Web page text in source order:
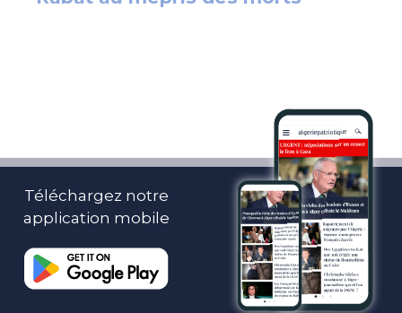
Téléchargez notre
application mobile